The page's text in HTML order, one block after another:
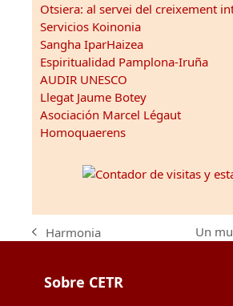
Otsiera: al servei del creixement
Servicios Koinonia
Sangha IparHaizea
Espiritualidad Pamplona-Iruña
AUDIR UNESCO
Llegat Jaume Botey
Asociación Marcel Légaut
Homoquaerens
previous
Harmonia
next
Un
Sobre CETR